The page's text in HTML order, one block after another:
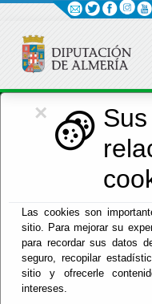
×
Las cookies son
sitio. Para mejorar su
para recordar sus datos
seguro, recopilar
sitio y ofrecerle
intereses.
Economía
DE